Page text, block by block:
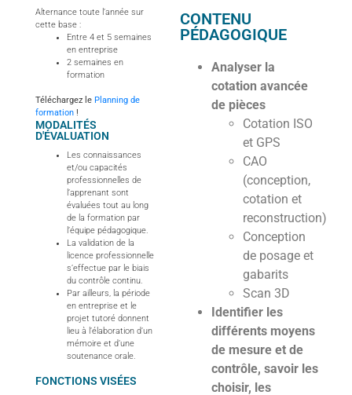
Alternance toute l’année sur
cette base :
Entre 4 et 5 semaines
en entreprise
2 semaines en
formation
Téléchargez le Planning de
formation !
MODALITÉS
D'ÉVALUATION
Les connaissances
et/ou capacités
professionnelles de
l’apprenant sont
évaluées tout au long
de la formation par
l’équipe pédagogique.
La validation de la
licence professionnelle
s’effectue par le biais
du contrôle continu.
Par ailleurs, la période
en entreprise et le
projet tutoré donnent
lieu à l’élaboration d’un
mémoire et d’une
soutenance orale.
FONCTIONS VISÉES
CONTENU
PÉDAGOGIQUE
Analyser la
cotation avancée
de pièces
Cotation ISO
et GPS
CAO
(conception,
cotation et
reconstruction)
Conception
de posage et
gabarits
Scan 3D
Identifier les
différents moyens
de mesure et de
contrôle, savoir les
choisir, les